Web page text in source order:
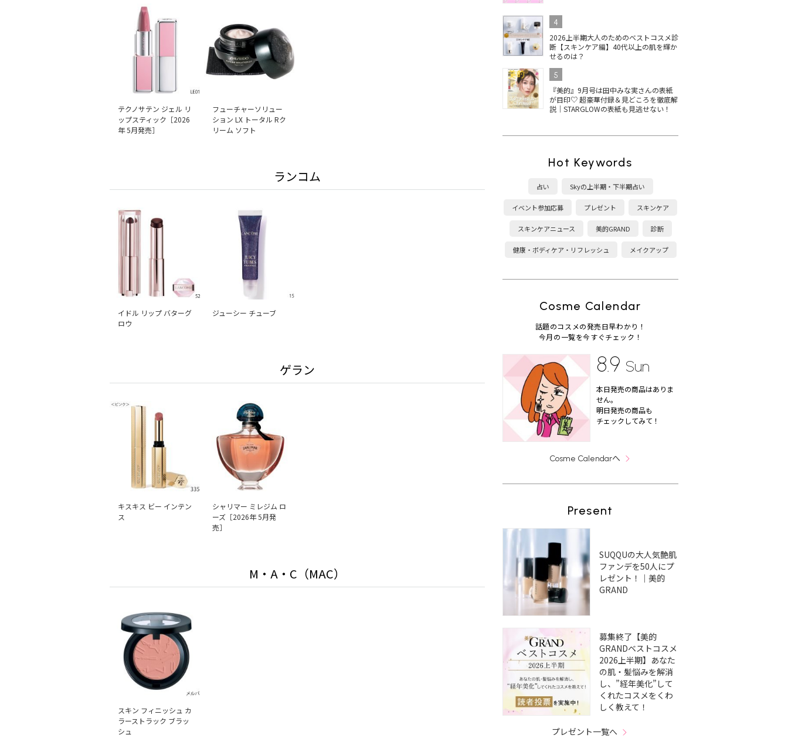
テクノサテン ジェル リ
ップスティック［2026
年 5月発売］
フューチャーソリュー
ション LX トータル Rク
リーム ソフト
ランコム
イドル リップ バターグ
ロウ
ジューシー チューブ
ゲラン
キスキス ビー インテン
ス
シャリマー ミレジム ロ
ーズ［2026年 5月発
売］
M・A・C（MAC）
スキン フィニッシュ カ
ラーストラック ブラッ
シュ
4
2026上半期大人のためのベストコスメ診
断【スキンケア編】40代以上の肌を輝か
せるのは？
5
『美的』9月号は田中みな実さんの表紙
が目印♡ 超豪華付録＆見どころを徹底解
説｜STARGLOWの表紙も見逃せない！
Hot Keywords
占い Skyの上半期・下半期占い
イベント参加応募 プレゼント スキンケア
スキンケアニュース 美的GRAND 診断
健康・ボディケア・リフレッシュ メイクアップ
Cosme Calendar
話題のコスメの発売日早わかり！
今月の一覧を今すぐチェック！
8.9 Sun
本日発売の商品はありま
せん。
明日発売の商品も
チェックしてみて！
Cosme Calendarへ
Present
SUQQUの大人気艶肌
ファンデを50人にプ
レゼント！｜美的
GRAND
募集終了【美的
GRANDベストコスメ
2026上半期】あなた
の肌・髪悩みを解消
し、”経年美化”して
くれたコスメをくわ
しく教えて！
プレゼント一覧へ